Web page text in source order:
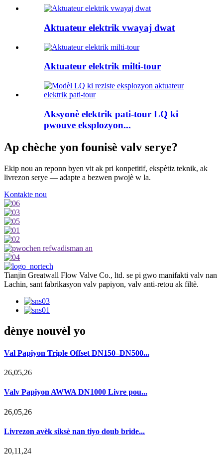
Aktuateur elektrik vwayaj dwat
Aktuateur elektrik milti-tour
Aksyonè elektrik pati-tour LQ ki
pwouve eksplozyon...
Ap chèche yon founisè valv serye?
Ekip nou an reponn byen vit ak pri konpetitif, ekspètiz teknik, ak
livrezon serye — adapte a bezwen pwojè w la.
Kontakte nou
Tianjin Greatwall Flow Valve Co., ltd. se pi gwo manifakti valv nan
Lachin, sant fabrikasyon valv papiyon, valv anti-retou ak filtè.
dènye nouvèl yo
Val Papiyon Triple Offset DN150–DN500...
26,05,26
Valv Papiyon AWWA DN1000 Livre pou...
26,05,26
Livrezon avèk siksè nan tiyo doub bride...
20,11,24